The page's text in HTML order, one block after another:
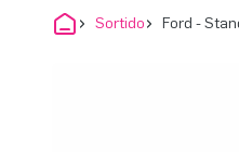
Sortido Ford -